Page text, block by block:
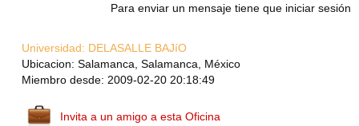
Para enviar un mensaje tiene que iniciar sesión
Universidad: DELASALLE BAJíO
Ubicacion: Salamanca, Salamanca, México
Miembro desde: 2009-02-20 20:18:49
Invita a un amigo a esta Oficina